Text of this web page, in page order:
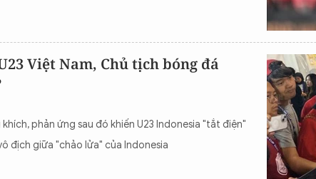
Việt Nam, Chủ tịch bóng đá
phản ứng sau đó khiến U23 Indonesia "tắt điện"
địch giữa "chảo lửa" của Indonesia